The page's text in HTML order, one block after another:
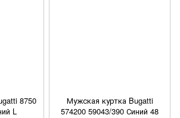
8750
L
Мужская куртка Bugatti
574200 59043/390 Синий 48